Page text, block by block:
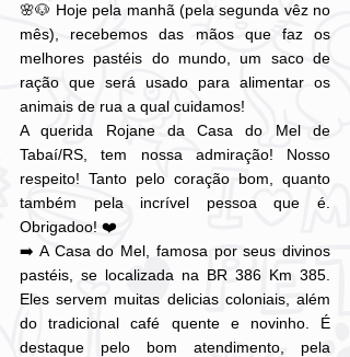
🌸🐶 Hoje pela manhã (pela segunda vêz no
mês), recebemos das mãos que faz os
melhores pastéis do mundo, um saco de
ração que será usado para alimentar os
animais de rua a qual cuidamos!
A querida Rojane da Casa do Mel de
Tabaí/RS, tem nossa admiração! Nosso
respeito! Tanto pelo coração bom, quanto
também pela incrível pessoa que é.
Obrigadoo! ❤️
➡️ A Casa do Mel, famosa por seus divinos
pastéis, se localizada na BR 386 Km 385.
Eles servem muitas delicias coloniais, além
do tradicional café quente e novinho. É
destaque pelo bom atendimento, pela